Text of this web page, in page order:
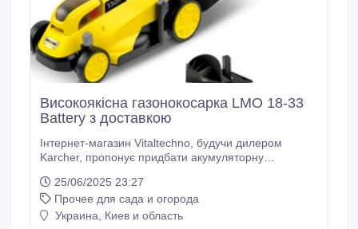
Високоякісна газонокосарка LMO 18-33
Battery з доставкою
Інтернет-магазин Vitaltechno, будучи дилером
Karcher, пропонує придбати акумуляторну
доставкою по Україні. Сучасна акумуляторна
газонокосарка Karcher LMO 18-33 Battery: привід
несамохідний, частота обертання 4000 об/хв,
25/06/2025 23:27
Прочее для сада и огорода
Украина, Киев и область